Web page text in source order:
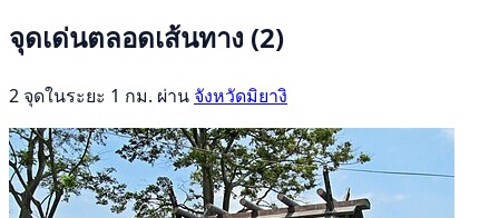
จุดเด่นตลอดเส้นทาง (2)
2 จุดในระยะ 1 กม. ผ่าน จังหวัดมิยางิ